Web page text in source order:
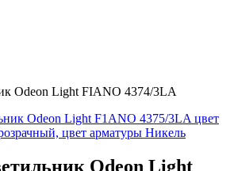
Odeon Light FIANO 4374/3LA
Odeon Light